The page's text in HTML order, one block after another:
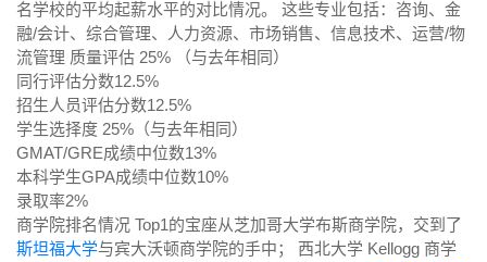
名学校的平均起薪水平的对比情况。 这些专业包括：咨询、金
融/会计、综合管理、人力资源、市场销售、信息技术、运营/物
流管理 质量评估 25% （与去年相同）
同行评估分数12.5%
招生人员评估分数12.5%
学生选择度 25%（与去年相同）
GMAT/GRE成绩中位数13%
本科学生GPA成绩中位数10%
录取率2%
商学院排名情况 Top1的宝座从芝加哥大学布斯商学院，交到了
斯坦福大学与宾大沃顿商学院的手中； 西北大学 Kellogg 商学